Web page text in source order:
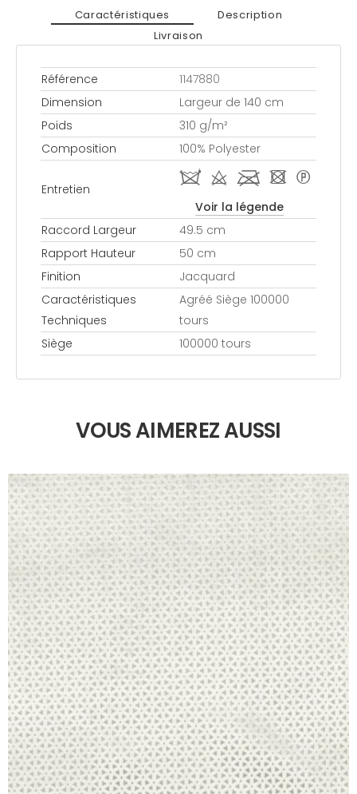
Caractéristiques
Description
Livraison
Référence
1147880
Dimension
Largeur de 140 cm
Poids
310 g/m²
Composition
100% Polyester
Entretien
i d l - *
Voir la légende
Raccord Largeur
49.5 cm
Rapport Hauteur
50 cm
Finition
Jacquard
Caractéristiques
Techniques
Agréé Siège 100000
tours
Siège
100000 tours
VOUS AIMEREZ AUSSI